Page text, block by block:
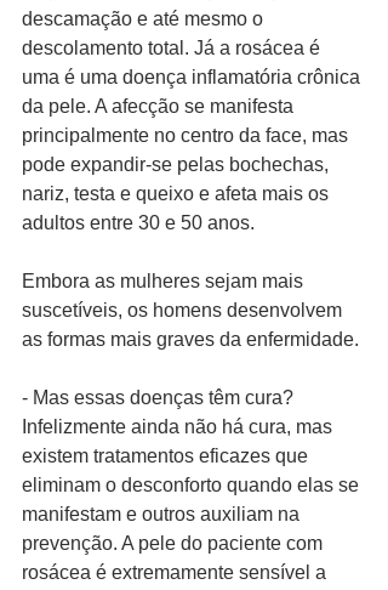
descamação e até mesmo o
descolamento total. Já a rosácea é
uma é uma doença inflamatória crônica
da pele. A afecção se manifesta
principalmente no centro da face, mas
pode expandir-se pelas bochechas,
nariz, testa e queixo e afeta mais os
adultos entre 30 e 50 anos.
Embora as mulheres sejam mais
suscetíveis, os homens desenvolvem
as formas mais graves da enfermidade.
- Mas essas doenças têm cura?
Infelizmente ainda não há cura, mas
existem tratamentos eficazes que
eliminam o desconforto quando elas se
manifestam e outros auxiliam na
prevenção. A pele do paciente com
rosácea é extremamente sensível a